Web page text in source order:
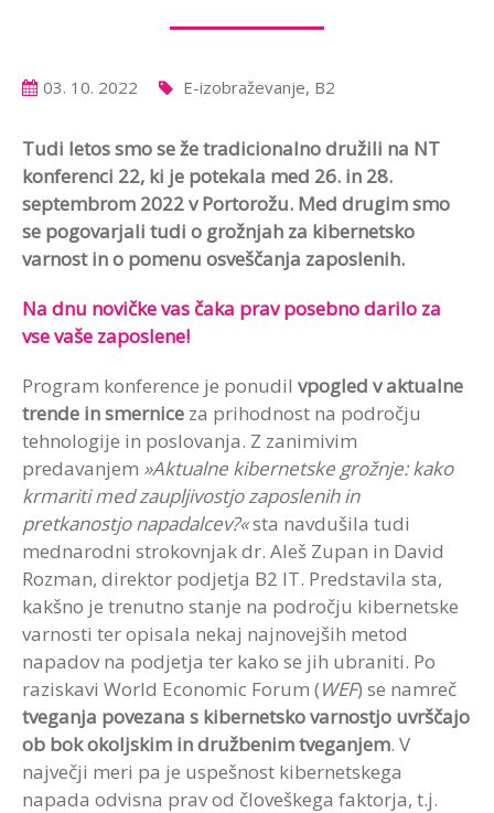
03. 10. 2022 E-izobraževanje, B2
Tudi letos smo se že tradicionalno družili na NT
konferenci 22, ki je potekala med 26. in 28.
septembrom 2022 v Portorožu. Med drugim smo
se pogovarjali tudi o grožnjah za kibernetsko
varnost in o pomenu osveščanja zaposlenih.
Na dnu novičke vas čaka prav posebno darilo za
vse vaše zaposlene!
Program konference je ponudil vpogled v aktualne
trende in smernice za prihodnost na področju
tehnologije in poslovanja. Z zanimivim
predavanjem »Aktualne kibernetske grožnje: kako
krmariti med zaupljivostjo zaposlenih in
pretkanostjo napadalcev?«sta navdušila tudi
mednarodni strokovnjak dr. Aleš Zupan in David
Rozman, direktor podjetja B2 IT. Predstavila sta,
kakšno je trenutno stanje na področju kibernetske
varnosti ter opisala nekaj najnovejših metod
napadov na podjetja ter kako se jih ubraniti. Po
raziskavi World Economic Forum (WEF) se namreč
tveganja povezana s kibernetsko varnostjo uvrščajo
ob bok okoljskim in družbenim tveganjem. V
največji meri pa je uspešnost kibernetskega
napada odvisna prav od človeškega faktorja, t.j.